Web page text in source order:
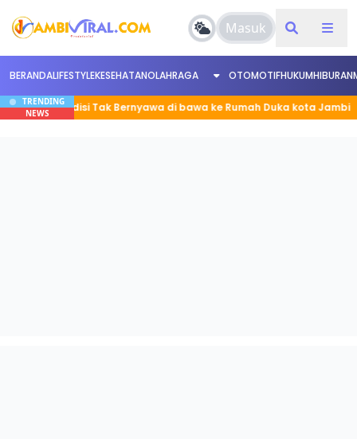
Masuk
BERANDALIFESTYLEKESEHATANOLAHRAGA OTOMOTIFHUKUMHIBURAN
TRENDING
NEWSTak Bernyawa di bawa ke Rumah Duka kota Jambi